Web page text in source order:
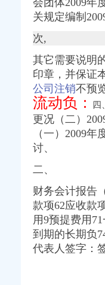
_中国质量新闻网
公司|股东大会|
业有限公司
新招聘信息】_
联公司之间公司人
工商不后悔
巴巴公司黄页
企业官方信息港…
报告_信用怎么
？_搜狐社会_搜狐网
告_信用怎么样
设计/logo设计】-重
心办理单位公积金
会团体2009年
关规定编制
次,
其它需要说明
印章，并保证
公司注销不预
流动负： 四
更况（二）
（一）2009
讨、
二、
财务会计报告
款项62应收款
用9预提费用
到期的长期负
代表人签字 ：